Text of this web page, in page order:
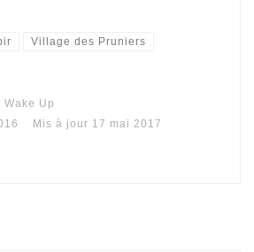
Village des Pruniers
Wake Up
Mis à jour 17 mai 2017